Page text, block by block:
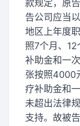
款规定，原
告公司应当
地区上年度
照7个月、
补助金和一
张按照4000
疗补助金和
未超出法律
支持。故被